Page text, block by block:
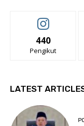
440
Pengikut
LATEST